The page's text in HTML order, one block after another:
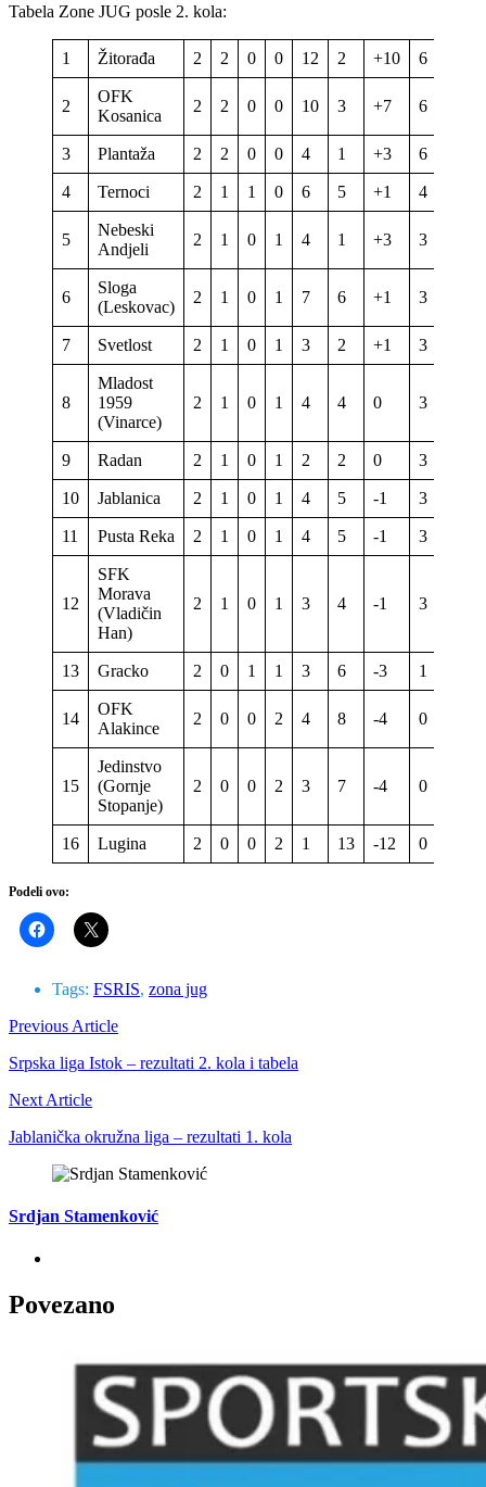
Tabela Zone JUG posle 2. kola:
1 Žitorađa 2 2 0 0 12 2 +10 6
2
OFK
Kosanica
2 2 0 0 10 3 +7 6
3 Plantaža 2 2 0 0 4 1 +3 6
4 Ternoci 2 1 1 0 6 5 +1 4
5
Nebeski
Andjeli
2 1 0 1 4 1 +3 3
6
Sloga
(Leskovac)
2 1 0 1 7 6 +1 3
7 Svetlost 2 1 0 1 3 2 +1 3
8
Mladost
1959
(Vinarce)
2 1 0 1 4 4 0 3
9 Radan 2 1 0 1 2 2 0 3
10 Jablanica 2 1 0 1 4 5 -1 3
11 Pusta Reka 2 1 0 1 4 5 -1 3
12
SFK
Morava
(Vladičin
Han)
2 1 0 1 3 4 -1 3
13 Gracko 2 0 1 1 3 6 -3 1
14
OFK
Alakince
2 0 0 2 4 8 -4 0
15
Jedinstvo
(Gornje
Stopanje)
2 0 0 2 3 7 -4 0
16 Lugina 2 0 0 2 1 13 -12 0
Podeli ovo:
Tags: FSRIS, zona jug
Previous Article
Srpska liga Istok – rezultati 2. kola i tabela
Next Article
Jablanička okružna liga – rezultati 1. kola
Srdjan Stamenković
Povezano